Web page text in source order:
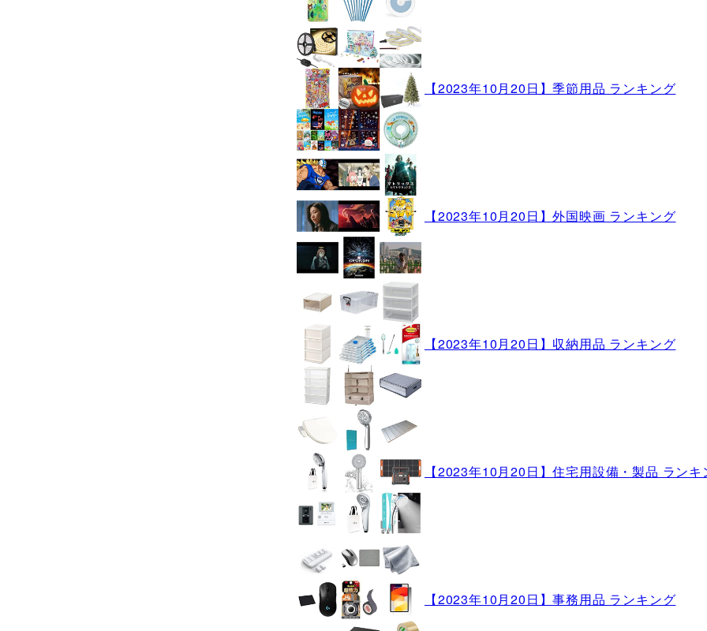
【2023年10月20日】季節用品 ランキング
【2023年10月20日】外国映画 ランキング
【2023年10月20日】収納用品 ランキング
【2023年10月20日】住宅用設備・製品 ランキ
【2023年10月20日】事務用品 ランキング